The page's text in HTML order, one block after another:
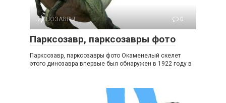
ДИНОЗАВРЫ 0
Парксозавр, парксозавры фото
Парксозавр, парксозавры фото Окаменелый скелет
этого динозавра впервые был обнаружен в 1922 году в